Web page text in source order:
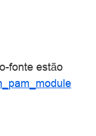
fonte estão